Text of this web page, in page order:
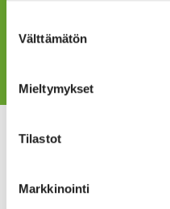
valinta
Välttämätön
Mieltymykset
Tilastot
Markkinointi
Tarjouspyyntö
Meiltä kaikki